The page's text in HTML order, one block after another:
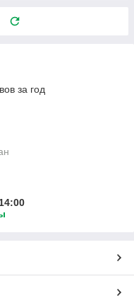
за год